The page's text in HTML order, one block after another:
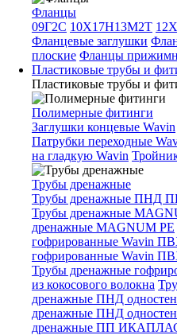
Фланцы
09Г2С 10Х17Н13М2Т
Фланцевые заглушки
плоские Фланцы
Пластиковые трубы и
Пластиковые трубы и
Полимерные фитинги
Заглушки концевые Wavin
Патрубки переходные
на гладкую Wavin
Трубы дренажные
Трубы дренажные ПНД
Трубы дренажные
дренажные MAGNUM PE
гофрированные Wavin
гофрированные Wavin
Трубы дренажные
из кокосового волокна
дренажные ПНД
дренажные ПНД
дренажные ПП